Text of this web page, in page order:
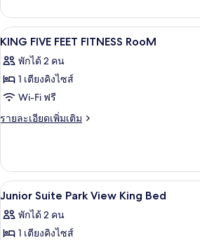
Suite
เกี่ยว
กับ
Junior
Panorama
Suite
เปิด
ภาพถ่าย
ทั้งหมด
ของ
KING
FITNESS
RooM
เครื่องน
14
KING FIVE FEET FITNESS RooM
พักได้ 2 คน
1 เตียงคิงไซส์
Wi-Fi ฟรี
รายละเอียดเพิ่มเติม
ราย
เกี่ยว
กับ
KING
FEET
FITNESS
เปิด
ภาพถ่าย
ทั้งหมด
เครื่องน
22
Junior Suite Park View King Bed
พักได้ 2 คน
1 เตียงคิงไซส์